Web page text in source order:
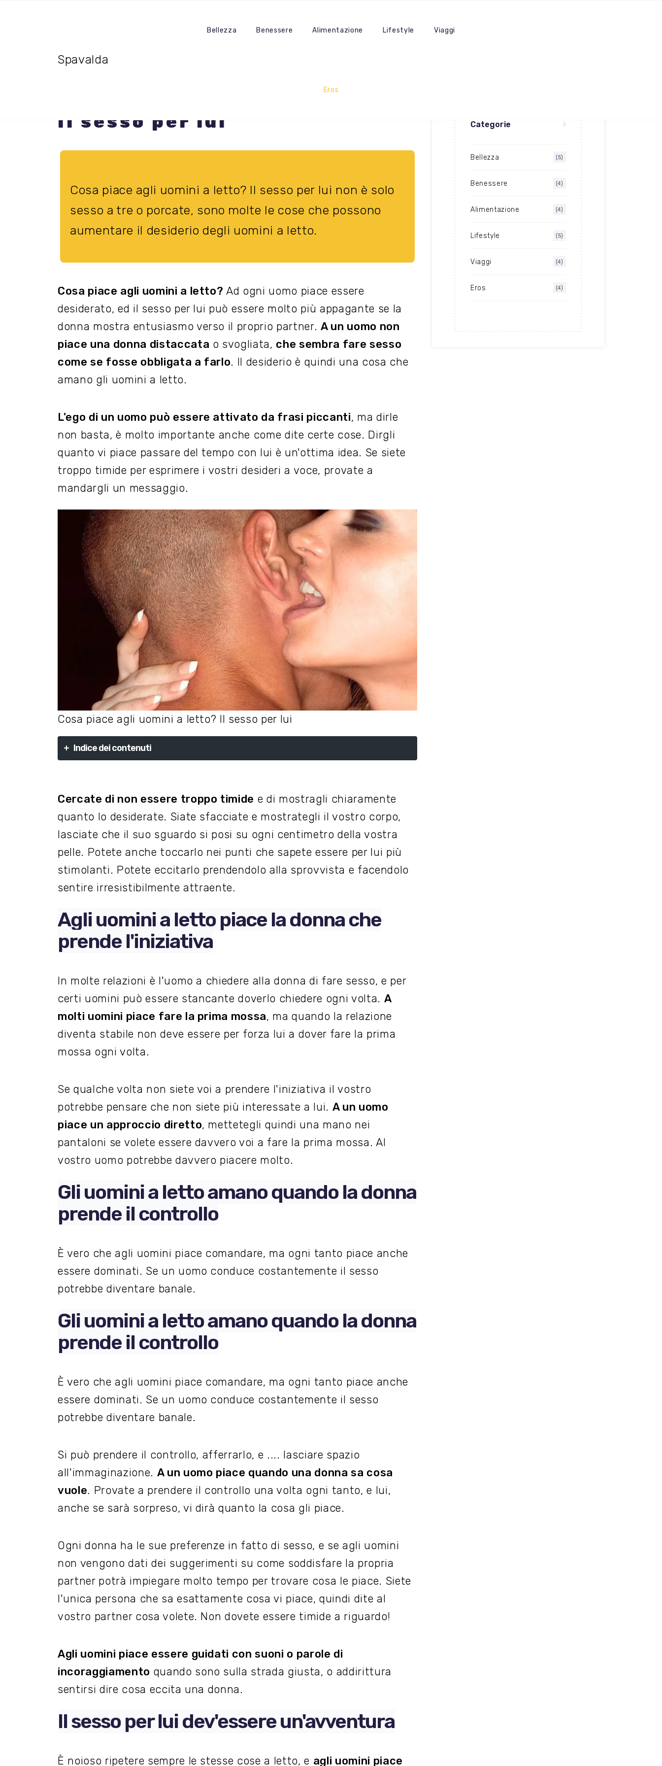
Spavalda
Bellezza Benessere Alimentazione Lifestyle Viaggi
Eros
Il sesso per lui
Cosa piace agli uomini a letto? Il sesso per lui non è solo
sesso a tre o porcate, sono molte le cose che possono
aumentare il desiderio degli uomini a letto.
Cosa piace agli uomini a letto? Ad ogni uomo piace essere
desiderato, ed il sesso per lui può essere molto più appagante se la
donna mostra entusiasmo verso il proprio partner.A un uomo non
piace una donna distaccata o svogliata, che sembra fare sesso
come se fosse obbligata a farlo. Il desiderio è quindi una cosa che
amano gli uomini a letto.
L'ego di un uomo può essere attivato da frasi piccanti, ma dirle
non basta, è molto importante anche come dite certe cose. Dirgli
quanto vi piace passare del tempo con lui è un'ottima idea. Se siete
troppo timide per esprimere i vostri desideri a voce, provate a
mandargli un messaggio.
Cosa piace agli uomini a letto? Il sesso per lui
+ Indice dei contenuti
Cercate di non essere troppo timide e di mostragli chiaramente
quanto lo desiderate. Siate sfacciate e mostrategli il vostro corpo,
lasciate che il suo sguardo si posi su ogni centimetro della vostra
pelle. Potete anche toccarlo nei punti che sapete essere per lui più
stimolanti. Potete eccitarlo prendendolo alla sprovvista e facendolo
sentire irresistibilmente attraente.
Agli uomini a letto piace la donna che
prende l'iniziativa
In molte relazioni è l'uomo a chiedere alla donna di fare sesso, e per
certi uomini può essere stancante doverlo chiedere ogni volta. A
molti uomini piace fare la prima mossa, ma quando la relazione
diventa stabile non deve essere per forza lui a dover fare la prima
mossa ogni volta.
Se qualche volta non siete voi a prendere l'iniziativa il vostro
potrebbe pensare che non siete più interessate a lui. A un uomo
piace un approccio diretto, mettetegli quindi una mano nei
pantaloni se volete essere davvero voi a fare la prima mossa. Al
vostro uomo potrebbe davvero piacere molto.
Gli uomini a letto amano quando la donna
prende il controllo
È vero che agli uomini piace comandare, ma ogni tanto piace anche
essere dominati. Se un uomo conduce costantemente il sesso
potrebbe diventare banale.
Gli uomini a letto amano quando la donna
prende il controllo
È vero che agli uomini piace comandare, ma ogni tanto piace anche
essere dominati. Se un uomo conduce costantemente il sesso
potrebbe diventare banale.
Si può prendere il controllo, afferrarlo, e .... lasciare spazio
all'immaginazione. A un uomo piace quando una donna sa cosa
vuole. Provate a prendere il controllo una volta ogni tanto, e lui,
anche se sarà sorpreso, vi dirà quanto la cosa gli piace.
Ogni donna ha le sue preferenze in fatto di sesso, e se agli uomini
non vengono dati dei suggerimenti su come soddisfare la propria
partner potrà impiegare molto tempo per trovare cosa le piace. Siete
l'unica persona che sa esattamente cosa vi piace, quindi dite al
vostro partner cosa volete. Non dovete essere timide a riguardo!
Agli uomini piace essere guidati con suoni o parole di
incoraggiamento quando sono sulla strada giusta, o addirittura
sentirsi dire cosa eccita una donna.
Il sesso per lui dev'essere un'avventura
È noioso ripetere sempre le stesse cose a letto, e agli uomini piace
Categorie
Bellezza (5)
Benessere (4)
Alimentazione (4)
Lifestyle (5)
Viaggi (4)
Eros (4)